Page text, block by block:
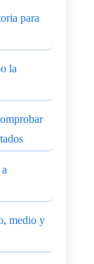
para
la
medio y